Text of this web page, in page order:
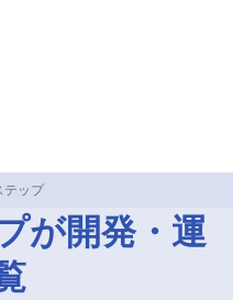
テップ
が開発・運